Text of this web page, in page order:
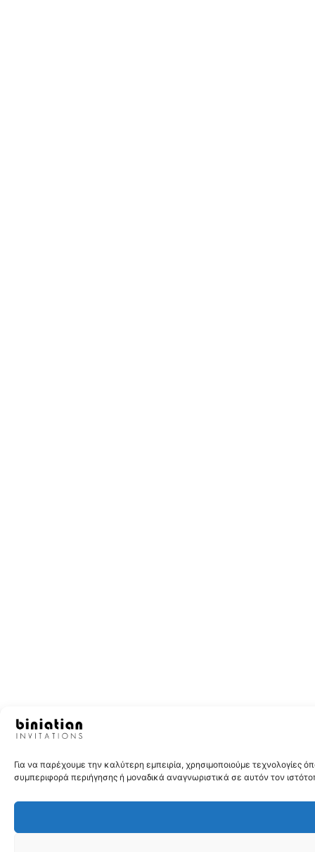
Για να παρέχουμε την καλύτερη εμπειρία, χρησιμοποιούμε
συμπεριφορά περιήγησης ή μοναδικά αναγνωριστικά σε αυτόν τον